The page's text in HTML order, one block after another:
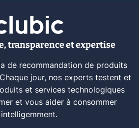
transparence et expertise
de recommandation de produits
jour, nos experts testent et
et services technologiques
et vous aider à consommer
intelligemment.